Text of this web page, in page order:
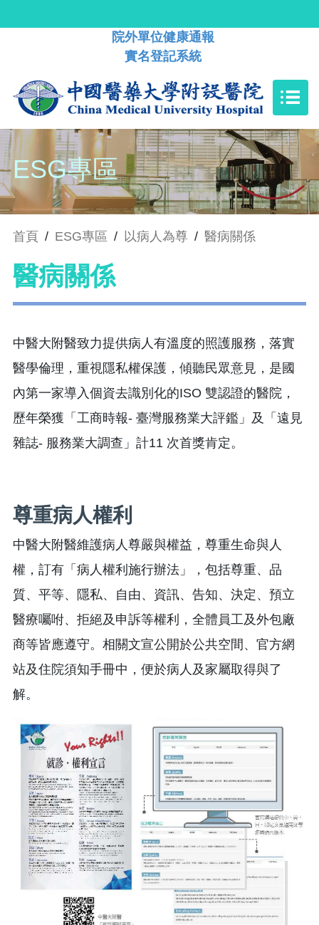
院外單位健康通報
實名登記系統
ESG專區
首頁 / ESG專區 / 以病人為尊 / 醫病關係
醫病關係
中醫大附醫致力提供病人有溫度的照護服務，落實
醫學倫理，重視隱私權保護，傾聽民眾意見，是國
內第一家導入個資去識別化的ISO 雙認證的醫院，
歷年榮獲「工商時報- 臺灣服務業大評鑑」及「遠見
雜誌- 服務業大調查」計11 次首獎肯定。
尊重病人權利
中醫大附醫維護病人尊嚴與權益，尊重生命與人
權，訂有「病人權利施行辦法」，包括尊重、品
質、平等、隱私、自由、資訊、告知、決定、預立
醫療囑咐、拒絕及申訴等權利，全體員工及外包廠
商等皆應遵守。相關文宣公開於公共空間、官方網
站及住院須知手冊中，便於病人及家屬取得與了
解。